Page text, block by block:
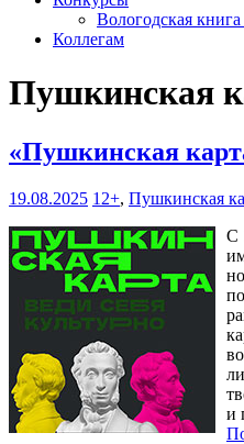
Вологодская книга
Коллегам
Пушкинская
«Пушкинская
19.08.2025 12+, Пушкинская
С
и